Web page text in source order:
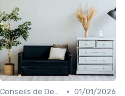
Conseils de Design d'Intérieur • 01/01/2026